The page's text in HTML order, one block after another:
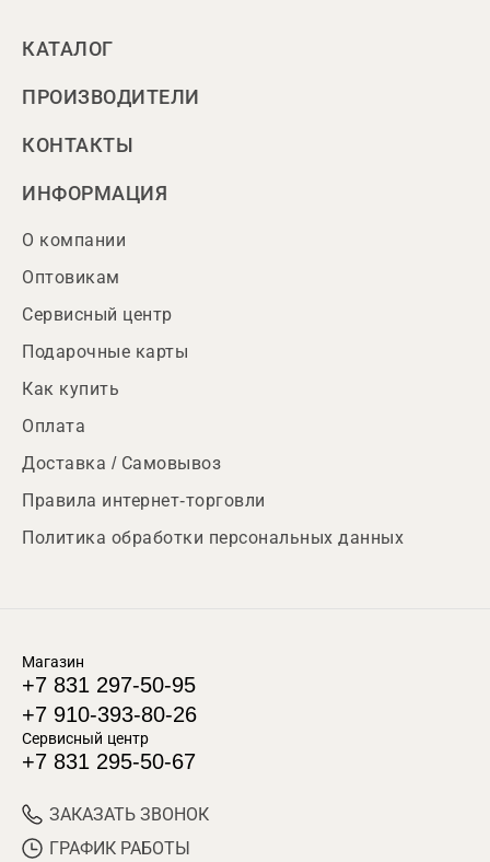
КАТАЛОГ
ПРОИЗВОДИТЕЛИ
КОНТАКТЫ
ИНФОРМАЦИЯ
О компании
Оптовикам
Сервисный центр
Подарочные карты
Как купить
Оплата
Доставка / Самовывоз
Правила интернет-торговли
Политика обработки персональных данных
Магазин
+7 831 297-50-95
+7 910-393-80-26
Сервисный центр
+7 831 295-50-67
ЗАКАЗАТЬ ЗВОНОК
ГРАФИК РАБОТЫ